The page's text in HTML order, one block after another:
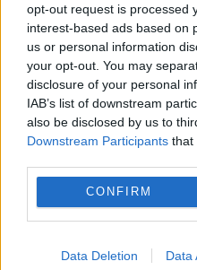
opt-out request is processed
interest-based ads based on
us or personal information
your opt-out. You may
disclosure of your personal
IAB’s list of downstream
also be disclosed by us to
Downstream Participants that
CONFIRM
Data Deletion Data
Lovitură pentru
ascunse pentru